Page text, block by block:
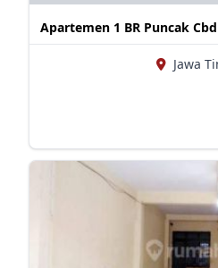
Apartemen 1 BR Puncak
Jawa